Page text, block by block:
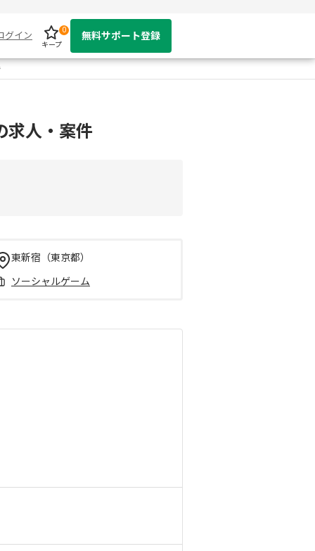
グイン
キープ
0
無料サポート登録
求人・案件
東新宿（東京都）
ソーシャルゲーム